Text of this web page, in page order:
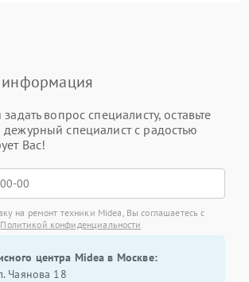
информация
задать вопрос специалисту, оставьте
специалист с радостью
Вас!
на ремонт техники Midea, Вы соглашаетесь с
Политикой конфиденциальности
центра Midea в Москве:
Чаянова 18